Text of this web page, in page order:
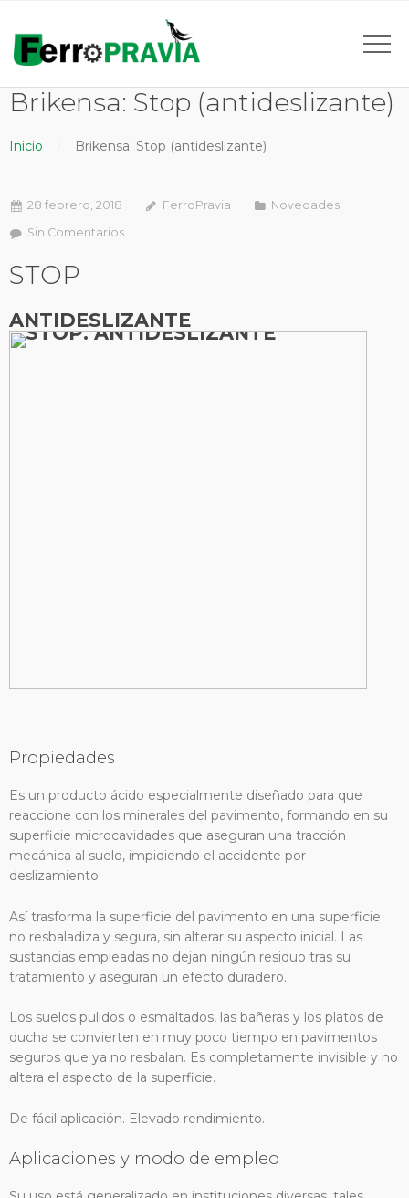
Brikensa: Stop (antideslizante)
Inicio Brikensa: Stop (antideslizante)
28 febrero, 2018 FerroPravia
Novedades
Sin Comentarios
STOP
ANTIDESLIZANTE
Propiedades
Es un producto ácido especialmente diseñado para que
reaccione con los minerales del pavimento, formando en su
superficie microcavidades que aseguran una tracción
mecánica al suelo, impidiendo el accidente por
deslizamiento.
Así trasforma la superficie del pavimento en una superficie
no resbaladiza y segura, sin alterar su aspecto inicial. Las
sustancias empleadas no dejan ningún residuo tras su
tratamiento y aseguran un efecto duradero.
Los suelos pulidos o esmaltados, las bañeras y los platos de
ducha se convierten en muy poco tiempo en pavimentos
seguros que ya no resbalan. Es completamente invisible y no
altera el aspecto de la superficie.
De fácil aplicación. Elevado rendimiento.
Aplicaciones y modo de empleo